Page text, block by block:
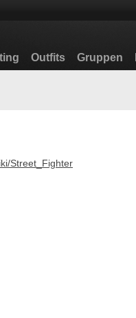
Outfits Gruppen
Street_Fighter